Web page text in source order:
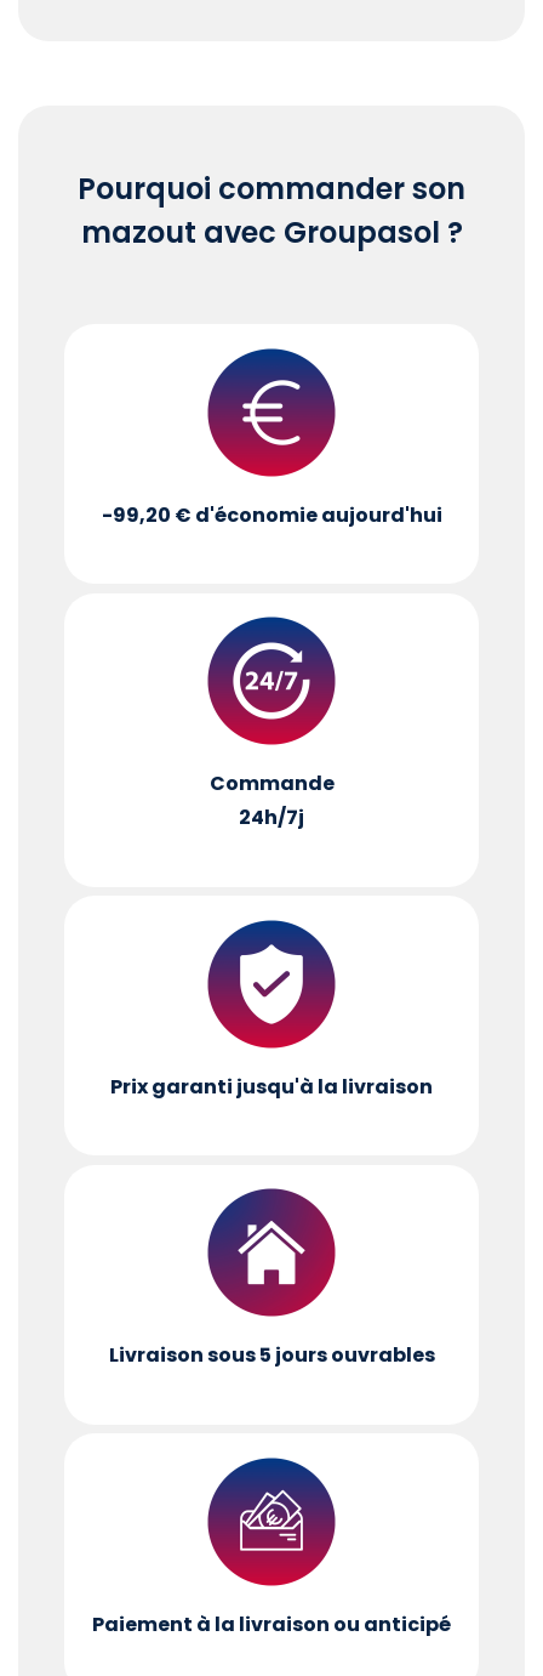
Pourquoi commander son
mazout avec Groupasol ?
-99,20 € d'économie aujourd'hui
Commande
24h/7j
Prix garanti jusqu'à la livraison
Livraison sous 5 jours ouvrables
Paiement à la livraison ou anticipé